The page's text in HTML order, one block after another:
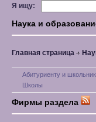
Я ищу:
Наука и
Главная страница
Абитуриенту и
Школы
Фирмы раздела